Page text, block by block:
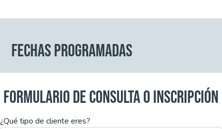
FECHAS PROGRAMADAS
FORMULARIO DE CONSULTA O INSCRIPCIÓN
¿Qué tipo de cliente eres?